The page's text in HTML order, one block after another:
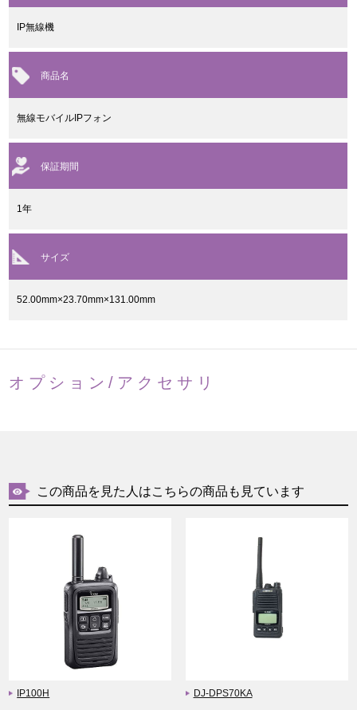
IP無線機
商品名
無線モバイルIPフォン
保証期間
1年
サイズ
52.00mm×23.70mm×131.00mm
オプション/アクセサリ
この商品を見た人はこちらの商品も見ています
IP100H DJ-DPS70KA